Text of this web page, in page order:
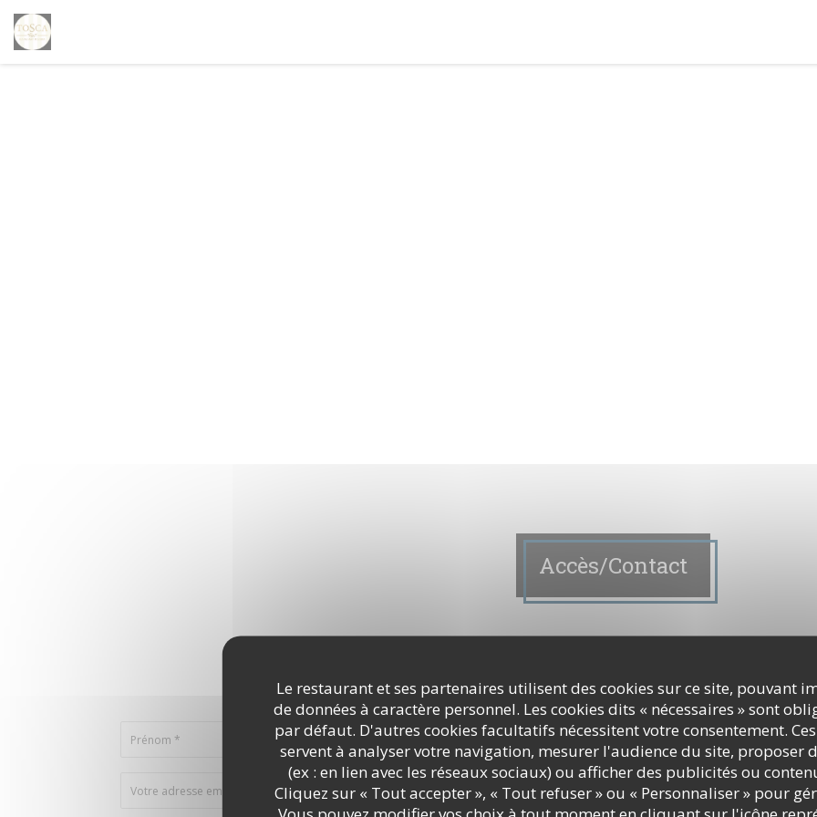
Le restaurant et ses partenaires utilisent des cookies sur ce site, pouvant
de données à caractère personnel. Les cookies dits « nécessaires » sont
par défaut. D'autres cookies facultatifs nécessitent votre consentement.
servent à analyser votre navigation, mesurer l'audience du site, proposer
(ex : en lien avec les réseaux sociaux) ou afficher des publicités ou
Cliquez sur « Tout accepter », « Tout refuser » ou « Personnaliser » pour
Accès/Contact
Remplissez le formulaire ci-dessous !